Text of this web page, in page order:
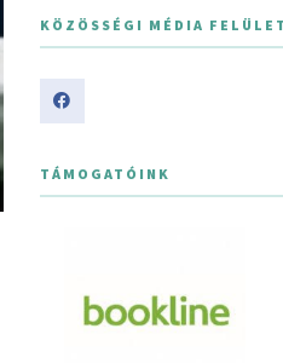
KÖZÖSSÉGI MÉDIA
TÁMOGATÓINK